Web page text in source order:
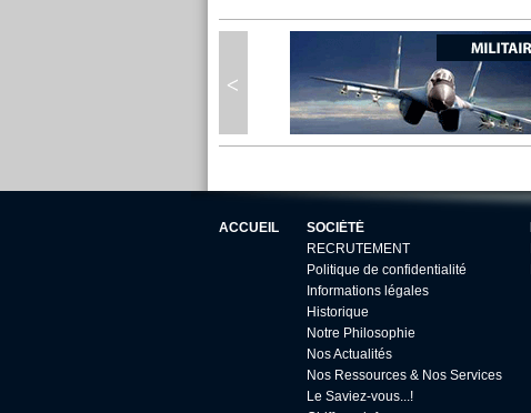
ACCUEIL
SOCIÉTÉ
RECRUTEMENT
Politique de confidentialité
Informations légales
Historique
Notre Philosophie
Nos Actualités
Nos Ressources & Nos Services
Le Saviez-vous...!